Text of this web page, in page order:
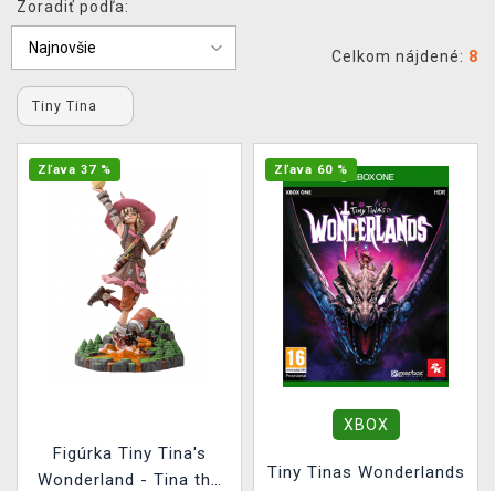
XZONE KLUB
Zoradiť podľa:
Celkom nájdené: 8
Tiny Tina
Zľava 37 %
Figúrka Tiny Tina's
Wonderland - Tina the
Zľava 60 %
XBOX
Tiny Tinas Wonderlands